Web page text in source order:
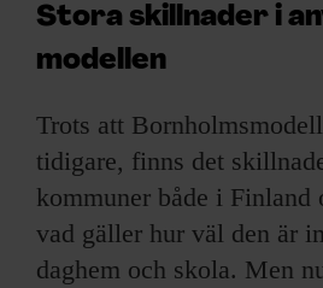
Stora skillnader i
modellen
Trots att
tidigare, finns det
kommuner både i Finland
vad gäller hur väl den är
daghem och skola. Men